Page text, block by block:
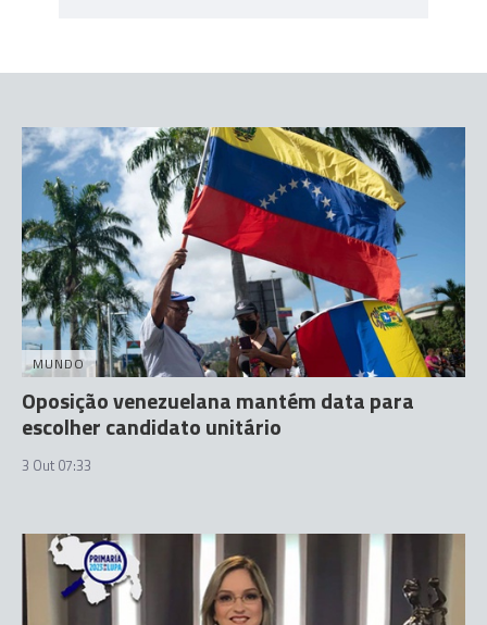
MUNDO
Oposição venezuelana mantém data para
escolher candidato unitário
3 Out 07:33